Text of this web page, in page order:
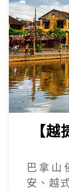
【
巴拿山
安、越